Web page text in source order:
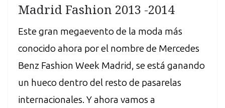
Madrid Fashion 2013 -2014
Este gran megaevento de la moda más
conocido ahora por el nombre de Mercedes
Benz Fashion Week Madrid, se está ganando
un hueco dentro del resto de pasarelas
internacionales. Y ahora vamos a